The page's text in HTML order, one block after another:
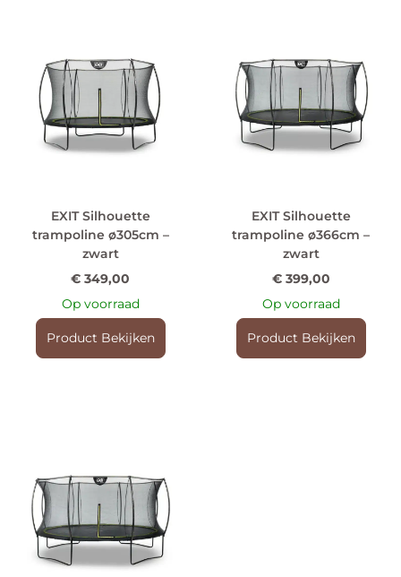
EXIT Silhouette
trampoline ø305cm –
zwart
€ 349,00
Op voorraad
Product Bekijken
EXIT Silhouette
trampoline ø366cm –
zwart
€399,00
Op voorraad
Product Bekijken